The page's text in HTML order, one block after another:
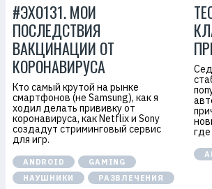
#ЭХО131. МОИ
ПОСЛЕДСТВИЯ
ВАКЦИНАЦИИ ОТ
КОРОНАВИРУСА
Кто самый крутой на рынке
смартфонов (не Samsung), как я
ходил делать прививку от
коронавируса, как Netflix и Sony
создадут стриминговый сервис
для игр.
ANDROID
GAMING
НАУШНИКИ
РАЗВЛЕЧЕНИЯ